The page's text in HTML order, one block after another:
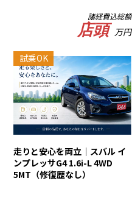
諸経費込総額
店頭 万円
試乗OK
走りと安心を両立｜スバル イ
ンプレッサG4 1.6i-L 4WD
5MT（修復歴なし）